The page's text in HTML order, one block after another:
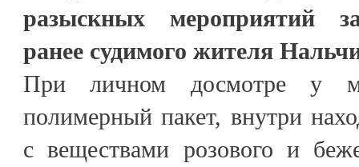
разыскных мероприятий
ранее судимого жителя
При личном досмотре у
полимерный пакет, внутри
с веществами розового и